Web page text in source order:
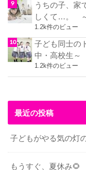
うちの子、家
しくて…。
1.2k件のビュー
子ども同士の
中・高校生～
1.2k件のビュー
最近の投稿
子どもがやる気の灯
もうすぐ、夏休み